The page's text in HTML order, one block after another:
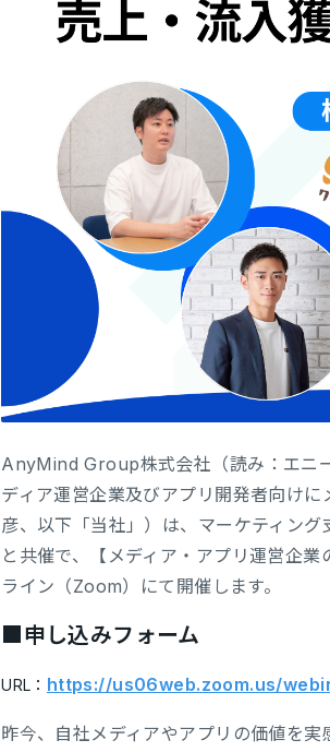
AnyMind Group株式会社（読み：エニ
ディア運営企業及びアプリ開発者向け
彦、以下「当社」）は、マーケティン
と共催で、【メディア・アプリ運営企
ライン（Zoom）にて開催します。
■申し込みフォーム
URL： https://us06web.zoom.us/
昨今、自社メディアやアプリの価値を